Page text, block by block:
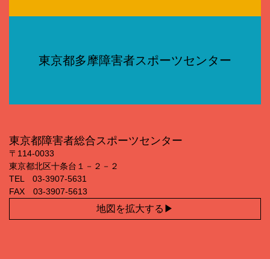
東京都多摩障害者スポーツセンター
東京都障害者総合スポーツセンター
〒114‐0033
東京都北区十条台１－２－２
TEL 03‐3907‐5631
FAX 03‐3907‐5613
地図を拡大する